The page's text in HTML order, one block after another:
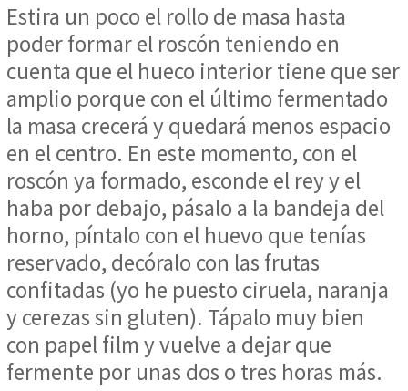
Estira un poco el rollo de masa hasta
poder formar el roscón teniendo en
cuenta que el hueco interior tiene que ser
amplio porque con el último fermentado
la masa crecerá y quedará menos espacio
en el centro. En este momento, con el
roscón ya formado, esconde el rey y el
haba por debajo, pásalo a la bandeja del
horno, píntalo con el huevo que tenías
reservado, decóralo con las frutas
confitadas (yo he puesto ciruela, naranja
y cerezas sin gluten). Tápalo muy bien
con papel film y vuelve a dejar que
fermente por unas dos o tres horas más.